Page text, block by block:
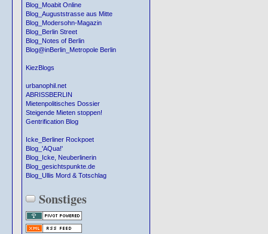
Blog_Moabit Online
Blog_Auguststrasse aus Mitte
Blog_Modersohn-Magazin
Blog_Berlin Street
Blog_Notes of Berlin
Blog@inBerlin_Metropole Berlin
KiezBlogs
urbanophil.net
ABRISSBERLIN
Mietenpolitisches Dossier
Steigende Mieten stoppen!
Gentrification Blog
Icke_Berliner Rockpoet
Blog_'AQua!'
Blog_Icke, Neuberlinerin
Blog_gesichtspunkte.de
Blog_Ullis Mord & Totschlag
Sonstiges